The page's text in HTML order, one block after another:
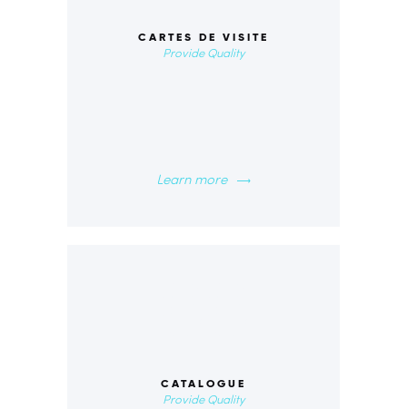
CARTES DE VISITE
Provide Quality
Learn more
CATALOGUE
Provide Quality